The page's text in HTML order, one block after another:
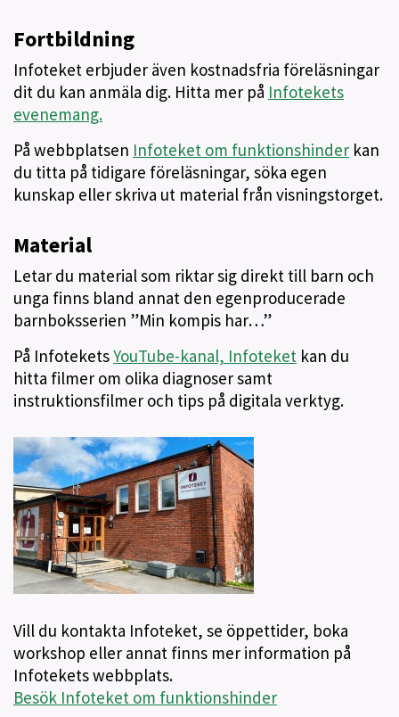
Fortbildning
Infoteket erbjuder även kostnadsfria föreläsningar
dit du kan anmäla dig. Hitta mer på Infotekets
evenemang.
På webbplatsen Infoteket om funktionshinder kan
du titta på tidigare föreläsningar, söka egen
kunskap eller skriva ut material från visningstorget.
Material
Letar du material som riktar sig direkt till barn och
unga finns bland annat den egenproducerade
barnboksserien ”Min kompis har…”
På InfoteketsYouTube-kanal, Infoteket kan du
hitta filmer om olika diagnoser samt
instruktionsfilmer och tips på digitala verktyg.
Vill du kontakta Infoteket, se öppettider, boka
workshop eller annat finns mer information på
Infotekets webbplats.
Besök Infoteket om funktionshinder